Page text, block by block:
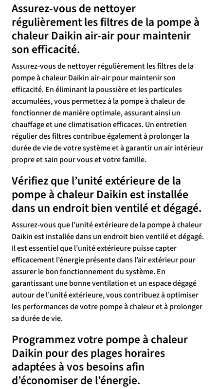
Assurez-vous de nettoyer
régulièrement les filtres de la pompe à
chaleur Daikin air-air pour maintenir
son efficacité.
Assurez-vous de nettoyer régulièrement les filtres de la
pompe à chaleur Daikin air-air pour maintenir son
efficacité. En éliminant la poussière et les particules
accumulées, vous permettez à la pompe à chaleur de
fonctionner de manière optimale, assurant ainsi un
chauffage et une climatisation efficaces. Un entretien
régulier des filtres contribue également à prolonger la
durée de vie de votre système et à garantir un air intérieur
propre et sain pour vous et votre famille.
Vérifiez que l’unité extérieure de la
pompe à chaleur Daikin est installée
dans un endroit bien ventilé et dégagé.
Assurez-vous que l’unité extérieure de la pompe à chaleur
Daikin est installée dans un endroit bien ventilé et dégagé.
Il est essentiel que l’unité extérieure puisse capter
efficacement l’énergie présente dans l’air extérieur pour
assurer le bon fonctionnement du système. En
garantissant une bonne ventilation et un espace dégagé
autour de l’unité extérieure, vous contribuez à optimiser
les performances de votre pompe à chaleur et à prolonger
sa durée de vie.
Programmez votre pompe à chaleur
Daikin pour des plages horaires
adaptées à vos besoins afin
d’économiser de l’énergie.